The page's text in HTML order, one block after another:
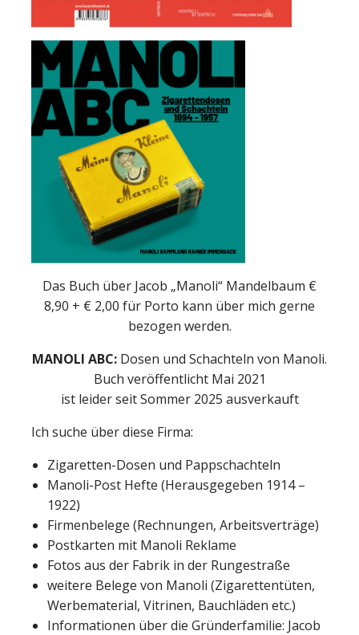
Das Buch über Jacob „Manoli“ Mandelbaum €
8,90 + € 2,00 für Porto kann über mich gerne
bezogen werden.
MANOLI ABC: Dosen und Schachteln von Manoli.
Buch veröffentlicht Mai 2021
ist leider seit Sommer 2025 ausverkauft
Ich suche über diese Firma:
Zigaretten-Dosen und Pappschachteln
Manoli-Post Hefte (Herausgegeben 1914 –
1922)
Firmenbelege (Rechnungen, Arbeitsverträge)
Postkarten mit Manoli Reklame
Fotos aus der Fabrik in der Rungestraße
weitere Belege von Manoli (Zigarettentüten,
Werbematerial, Vitrinen, Bauchläden etc.)
Informationen über die Gründerfamilie: Jacob